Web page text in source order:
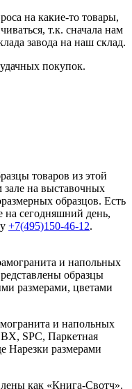
на какие-то товары,
т.к. сначала нам
завода на наш склад.
покупок.
товаров из этой
зале на выставочных
образцов. Есть
на сегодняшний день,
+7(495)150-46-12.
и напольных
образцы
размерами, цветами
и напольных
SPC, Паркетная
Нарезки размерами
как «Книга-Свотч».